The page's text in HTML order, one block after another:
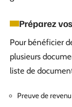
Préparez
Pour bénéficier
plusieurs
liste de
Preuve de revenu